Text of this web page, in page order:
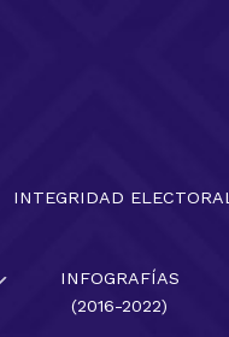
INTEGRIDAD ELECTORAL
INFOGRAFÍAS
(2016-2022)